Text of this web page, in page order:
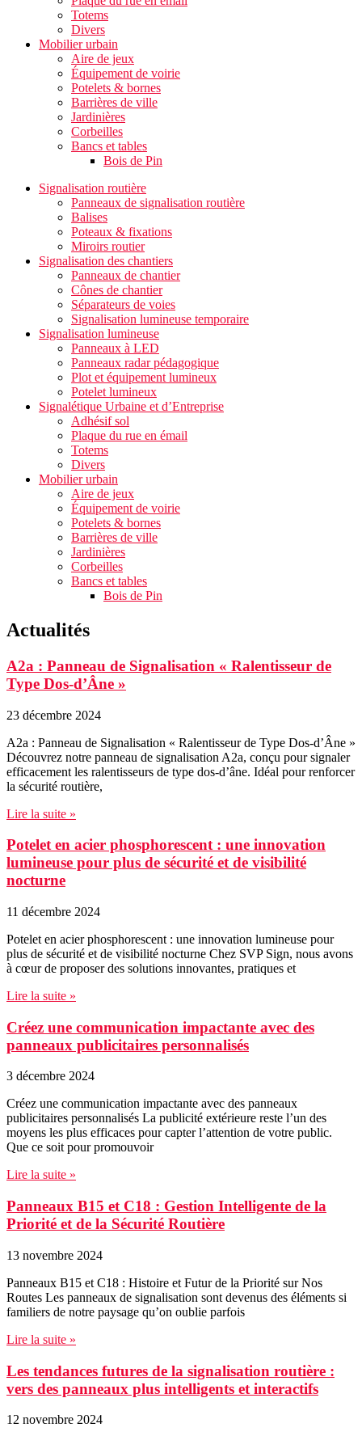
Totems
Divers
Mobilier urbain
Aire de jeux
Équipement de voirie
Potelets & bornes
Barrières de ville
Jardinières
Corbeilles
Bancs et tables
Bois de Pin
Signalisation routière
Panneaux de signalisation routière
Balises
Poteaux & fixations
Miroirs routier
Signalisation des chantiers
Panneaux de chantier
Cônes de chantier
Séparateurs de voies
Signalisation lumineuse temporaire
Signalisation lumineuse
Panneaux à LED
Panneaux radar pédagogique
Plot et équipement lumineux
Potelet lumineux
Signalétique Urbaine et d’Entreprise
Adhésif sol
Plaque du rue en émail
Totems
Divers
Mobilier urbain
Aire de jeux
Équipement de voirie
Potelets & bornes
Barrières de ville
Jardinières
Corbeilles
Bancs et tables
Bois de Pin
Actualités
A2a : Panneau de Signalisation « Ralentisseur de
Type Dos-d’Âne »
23 décembre 2024
A2a : Panneau de Signalisation « Ralentisseur de Type Dos-d’Âne »
Découvrez notre panneau de signalisation A2a, conçu pour signaler
efficacement les ralentisseurs de type dos-d’âne. Idéal pour renforcer
la sécurité routière,
Lire la suite »
Potelet en acier phosphorescent : une innovation
lumineuse pour plus de sécurité et de visibilité
nocturne
11 décembre 2024
Potelet en acier phosphorescent : une innovation lumineuse pour
plus de sécurité et de visibilité nocturne Chez SVP Sign, nous avons
à cœur de proposer des solutions innovantes, pratiques et
Lire la suite »
Créez une communication impactante avec des
panneaux publicitaires personnalisés
3 décembre 2024
Créez une communication impactante avec des panneaux
publicitaires personnalisés La publicité extérieure reste l’un des
moyens les plus efficaces pour capter l’attention de votre public.
Que ce soit pour promouvoir
Lire la suite »
Panneaux B15 et C18 : Gestion Intelligente de la
Priorité et de la Sécurité Routière
13 novembre 2024
Panneaux B15 et C18 : Histoire et Futur de la Priorité sur Nos
Routes Les panneaux de signalisation sont devenus des éléments si
familiers de notre paysage qu’on oublie parfois
Lire la suite »
Les tendances futures de la signalisation routière :
vers des panneaux plus intelligents et interactifs
12 novembre 2024